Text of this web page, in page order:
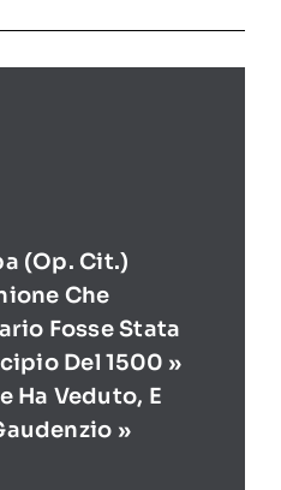
(op. Cit.)
Che
Fosse Stata
Del 1500 »
Ha Veduto, E
»